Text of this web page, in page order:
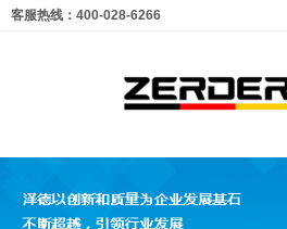
客服热线：400-028-6266